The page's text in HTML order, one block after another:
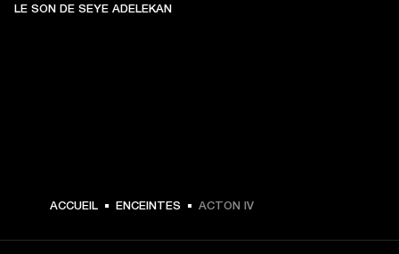
€ 299 -
LE SON DE SEYE ADELEKAN
ACCUEIL ENCEINTES ACTON IV